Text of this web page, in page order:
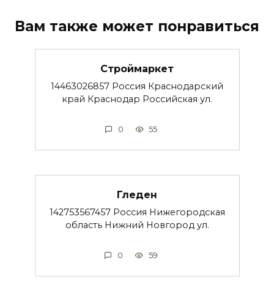
Вам также может понравиться
Строймаркет
14463026857 Россия Краснодарский
край Краснодар Российская ул.
0 55
Гледен
142753567457 Россия Нижегородская
область Нижний Новгород ул.
0 59